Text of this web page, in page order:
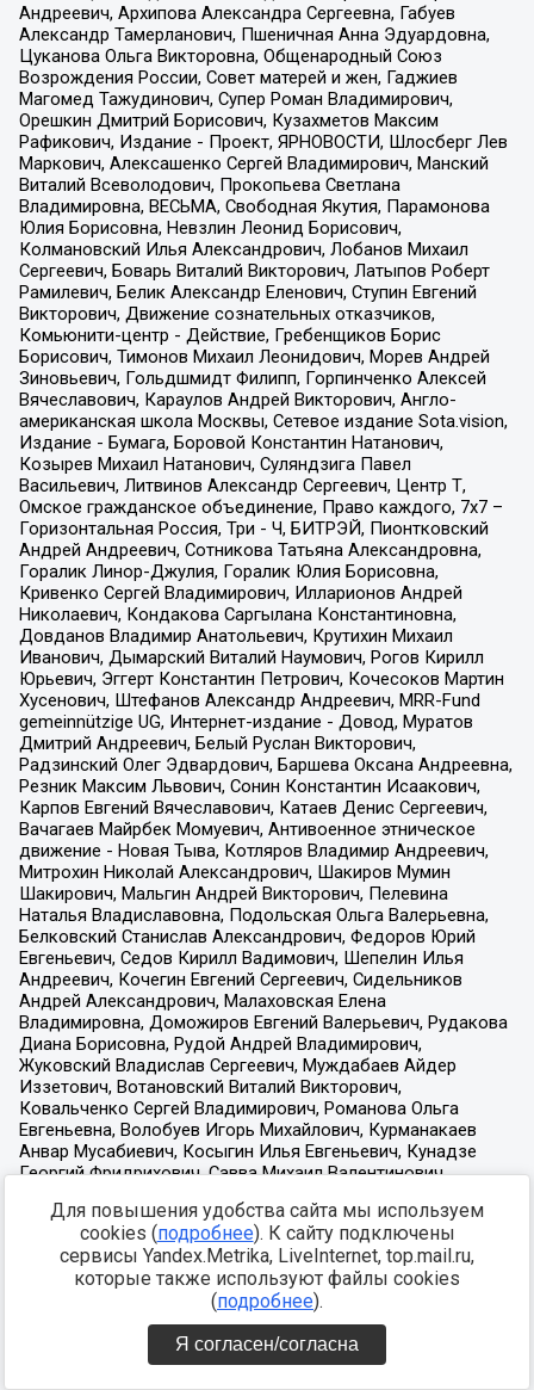
Для повышения удобства сайта мы используем
cookies (подробнее). К сайту подключены
сервисы Yandex.Metrika, LiveInternet, top.mail.ru,
которые также используют файлы cookies
(подробнее).
Я согласен/согласна